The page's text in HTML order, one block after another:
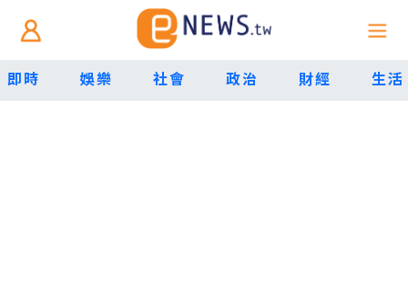
即時 娛樂 社會 政治 財經 生活